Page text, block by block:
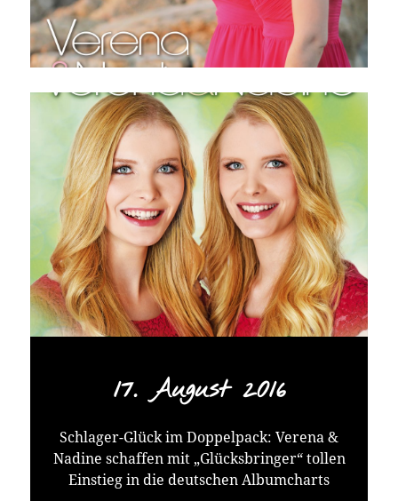
17. August 2016
Schlager-Glück im Doppelpack: Verena &
Nadine schaffen mit „Glücksbringer“ tollen
Einstieg in die deutschen Albumcharts